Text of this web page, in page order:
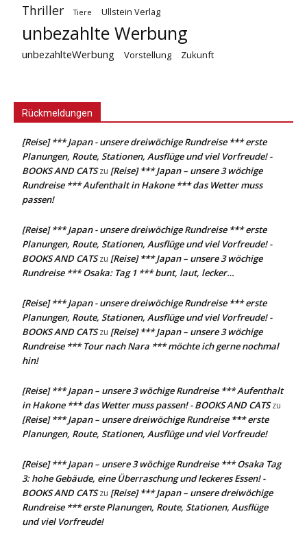
Thriller Tiere Ullstein Verlag
unbezahlte Werbung
unbezahlteWerbung Vorstellung Zukunft
Rückmeldungen
[Reise] *** Japan - unsere dreiwöchige Rundreise *** erste
Planungen, Route, Stationen, Ausflüge und viel Vorfreude! -
BOOKS AND CATSzu [Reise] *** Japan – unsere 3 wöchige
Rundreise *** Aufenthalt in Hakone *** das Wetter muss
passen!
[Reise] *** Japan - unsere dreiwöchige Rundreise *** erste
Planungen, Route, Stationen, Ausflüge und viel Vorfreude! -
BOOKS AND CATSzu [Reise] *** Japan – unsere 3 wöchige
Rundreise *** Osaka: Tag 1 *** bunt, laut, lecker…
[Reise] *** Japan - unsere dreiwöchige Rundreise *** erste
Planungen, Route, Stationen, Ausflüge und viel Vorfreude! -
BOOKS AND CATSzu [Reise] *** Japan – unsere 3 wöchige
Rundreise *** Tour nach Nara *** möchte ich gerne nochmal
hin!
[Reise] *** Japan – unsere 3 wöchige Rundreise *** Aufenthalt
in Hakone *** das Wetter muss passen! - BOOKS AND CATSzu
[Reise] *** Japan – unsere dreiwöchige Rundreise *** erste
Planungen, Route, Stationen, Ausflüge und viel Vorfreude!
[Reise] *** Japan – unsere 3 wöchige Rundreise *** Osaka Tag
3: hohe Gebäude, eine Überraschung und leckeres Essen! -
BOOKS AND CATSzu [Reise] *** Japan – unsere dreiwöchige
Rundreise *** erste Planungen, Route, Stationen, Ausflüge
und viel Vorfreude!